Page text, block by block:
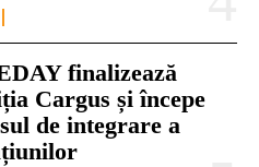
finalizează
Cargus și începe
de integrare a